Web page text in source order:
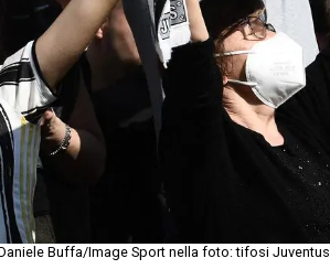
Buffa/Image Sport nella foto: tifosi Juventus